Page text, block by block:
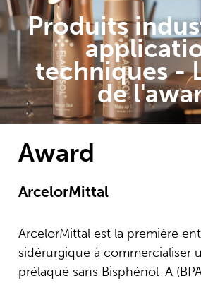
Produits
techniques -
de
Award
ArcelorMittal
ArcelorMittal est la première
sidérurgique à commercialiser
prélaqué sans Bisphénol-A